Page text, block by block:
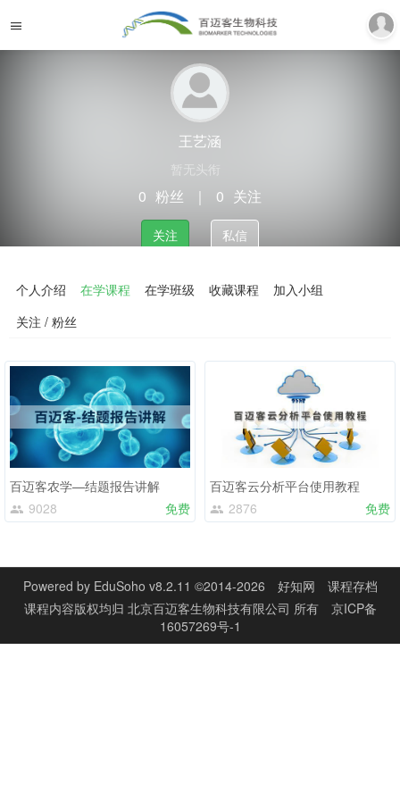
王艺涵
暂无头衔
0 粉丝 ｜ 0 关注
关注 私信
个人介绍 在学课程 在学班级 收藏课程
加入小组
关注 / 粉丝
百迈客农学—结题报告讲解
9028
免费
百迈客云分析平台使用教程
2876
免费
Powered by EduSoho v8.2.11 ©2014-2026 好知网
课程存档
课程内容版权均归 北京百迈客生物科技有限公司 所有
京ICP备
16057269号-1